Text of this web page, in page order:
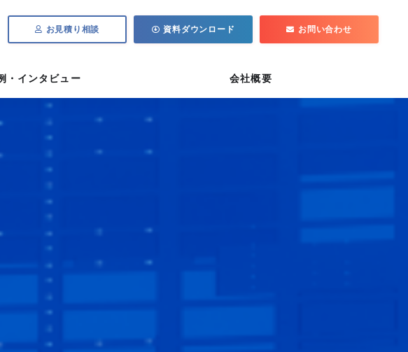
お見積り相談 資料ダウンロード お問い合わせ
・インタビュー 会社概要